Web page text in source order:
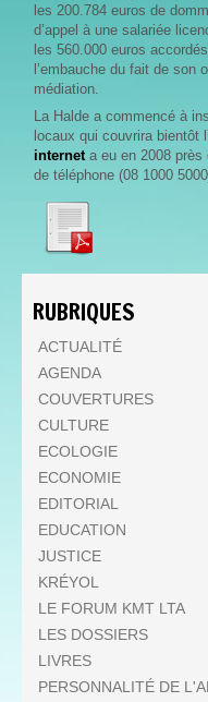
les 200.784 euros de
d’appel à une salariée
les 560.000 euros
l’embauche du fait de son
médiation.
La Halde a commencé à
locaux qui couvrira bientôt
internet a eu en 2008
de téléphone (08 1000
RUBRIQUES
ACTUALITÉ
AGENDA
COUVERTURES
CULTURE
ECOLOGIE
ECONOMIE
EDITORIAL
EDUCATION
JUSTICE
KRÉYOL
LE FORUM KMT LTA
LES DOSSIERS
LIVRES
PERSONNALITÉ DE